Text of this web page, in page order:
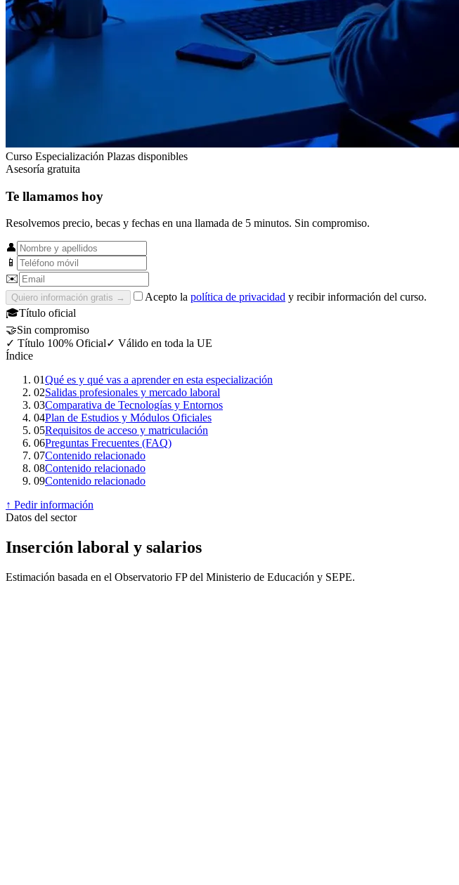
Curso Especialización Plazas disponibles
Asesoría gratuita
Te llamamos hoy
Resolvemos precio, becas y fechas en una llamada de 5 minutos. Sin compromiso.
👤
📱
✉️
Quiero información gratis → Acepto la política de privacidad y recibir información del curso.
🎓Título oficial
🤝Sin compromiso
✓ Título 100% Oficial✓ Válido en toda la UE
Índice
01Qué es y qué vas a aprender en esta especialización
02Salidas profesionales y mercado laboral
03Comparativa de Tecnologías y Entornos
04Plan de Estudios y Módulos Oficiales
05Requisitos de acceso y matriculación
06Preguntas Frecuentes (FAQ)
07Contenido relacionado
08Contenido relacionado
09Contenido relacionado
↑ Pedir información
Datos del sector
Inserción laboral y salarios
Estimación basada en el Observatorio FP del Ministerio de Educación y SEPE.